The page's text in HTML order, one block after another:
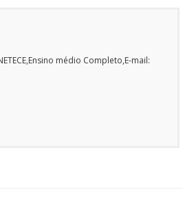
médio Completo,E-mail: